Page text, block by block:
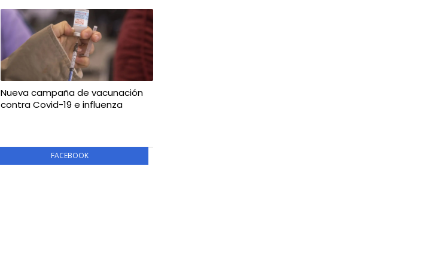
Nueva campaña de vacunación
contra Covid-19 e influenza
FACEBOOK